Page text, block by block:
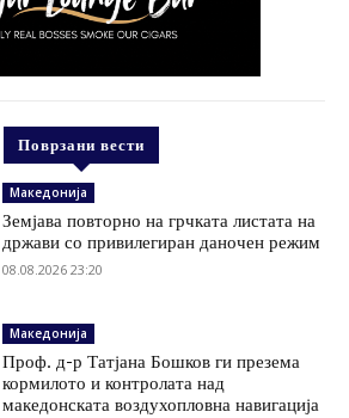
Поврзани вести
Македонија
Земјава повторно на грчката листата на
држави со привилегиран даночен режим
08.08.2026 23:20
Македонија
Проф. д-р Татјана Бошков ги презема
кормилото и контролата над
македонската воздухопловна навигација